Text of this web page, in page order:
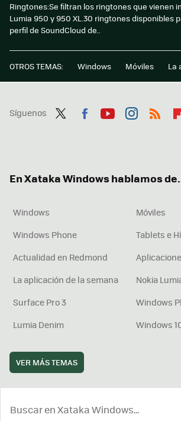
Ringtones:Se filtran los ringtones que vienen
Lumia 950 y 950 XL.30 ringtones disponibles
perfil de SoundCloud de..
OTROS TEMAS: Windows Móviles La
Síguenos
En Xataka Windows hablamos
Windows
Móviles
Windows Phone
Tablets e
Actualidad en Redmond
La aplicación de la semana
Nokia
Surface Pro 3
Windows
Lumia Denim
Windows
VER MÁS TEMAS